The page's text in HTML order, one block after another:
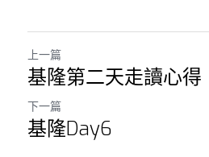
上一篇
基隆第二天走讀心得
下一篇
基隆Day6